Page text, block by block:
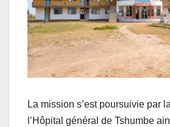
La mission s’est poursuivie par
l’Hôpital général de Tshumbe